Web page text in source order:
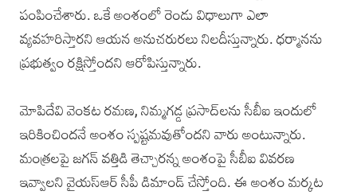
పంపించేశారు. ఒకే అంశంలో రెండు విధాలుగా ఎలా
వ్యవహరిస్తారని ఆయన అనుచరురలు నిలదీస్తున్నారు. ధర్మానను
ప్రభుత్వం రక్షిస్తోందని ఆరోపిస్తున్నారు.
మోపిదేవి వెంకట రమణ, నిమ్మగడ్డ ప్రసాద్‌లను సీబీఐ ఇందులో
ఇరికించిందనే అంశం స్పష్టమవుతోందని వారు అంటున్నారు.
మంత్రలపై జగన్ వత్తిడి తెచ్చారన్న అంశంపై సీబీఐ వివరణ
ఇవ్వాలని వైయస్ఆర్ సీపీ డిమాండ్ చేస్తోంది. ఈ అంశం మర్కట